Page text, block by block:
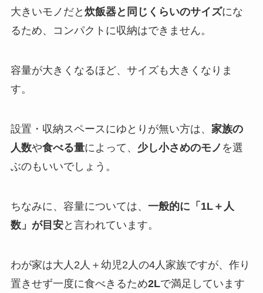
大きいモノだと 炊飯器と同じくらいのサイズにな
るため、コンパクトに収納はできません。
容量が大きくなるほど、サイズも大きくなりま
す。
設置・収納スペースにゆとりが無い方は、 家族の
人数や食べる量によって、 少し小さめのモノ を選
ぶのもいいでしょう。
ちなみに、容量については、 一般的に「1L＋人
数」が目安と言われています。
わが家は大人2人＋幼児2人の4人家族ですが、作り
置きせず一度に食べきるため2Lで満足しています